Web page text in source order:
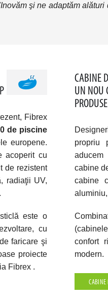
şi ne adaptăm
Fibrex
de piscine
europene.
acoperit cu
de rezistent
radiaţii UV,
este o
cu
faricare şi
proiecte
Fibrex .
CABINE
UN NOU
propriu
cabine
cabine
confort
modern.
CABINE